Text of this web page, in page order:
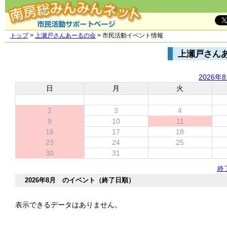
トップ> 上瀬戸さんあーるの会> 市民活動イベント情報
上瀬戸さん
2026年
日
月 火
2 3
4
9
10
11
16
17
18
23
24
25
30
31
終
2026年8月 のイベント（終了日順）
表示できるデータはありません。